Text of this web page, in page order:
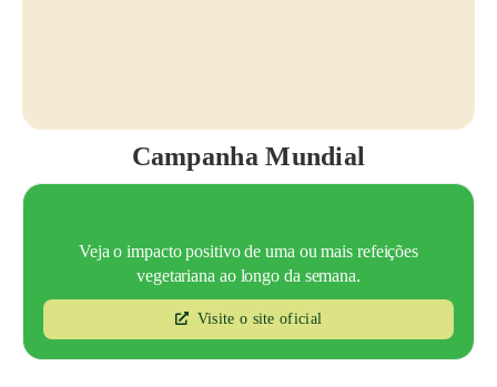
Campanha Mundial
Veja o impacto positivo de uma ou mais refeições
vegetariana ao longo da semana.
Visite o site oficial